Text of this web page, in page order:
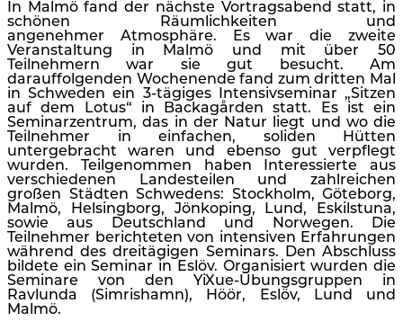
In Malmö fand der nächste Vortragsabend statt, in
schönen Räumlichkeiten und
angenehmer Atmosphäre. Es war die zweite
Veranstaltung in Malmö und mit über 50
Teilnehmern war sie gut besucht. Am
darauffolgenden Wochenende fand zum dritten Mal
in Schweden ein 3-tägiges Intensivseminar „Sitzen
auf dem Lotus“ in Backagården statt. Es ist ein
Seminarzentrum, das in der Natur liegt und wo die
Teilnehmer in einfachen, soliden Hütten
untergebracht waren und ebenso gut verpflegt
wurden. Teilgenommen haben Interessierte aus
verschiedenen Landesteilen und zahlreichen
großen Städten Schwedens: Stockholm, Göteborg,
Malmö, Helsingborg, Jönkoping, Lund, Eskilstuna,
sowie aus Deutschland und Norwegen. Die
Teilnehmer berichteten von intensiven Erfahrungen
während des dreitägigen Seminars. Den Abschluss
bildete ein Seminar in Eslöv. Organisiert wurden die
Seminare von den YiXue-Übungsgruppen in
Ravlunda (Simrishamn), Höör, Eslöv, Lund und
Malmö.